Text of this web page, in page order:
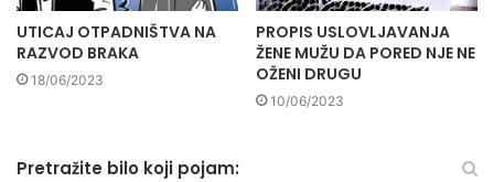
UTICAJ OTPADNIŠTVA NA
RAZVOD BRAKA
18/06/2023
PROPIS USLOVLJAVANJA
ŽENE MUŽU DA PORED NJE NE
OŽENI DRUGU
10/06/2023
Pretražite bilo koji pojam: